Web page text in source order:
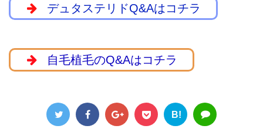
デュタステリドQ&Aはコチラ
自毛植毛のQ&Aはコチラ
B!